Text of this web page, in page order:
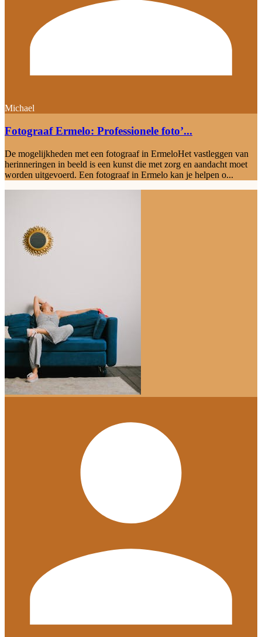
Michael
Fotograaf Ermelo: Professionele foto’...
De mogelijkheden met een fotograaf in ErmeloHet vastleggen van
herinneringen in beeld is een kunst die met zorg en aandacht moet
worden uitgevoerd. Een fotograaf in Ermelo kan je helpen o...